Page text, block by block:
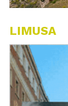
LIMUSA